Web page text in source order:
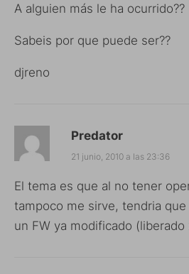
A alguien más le ha ocurrido??
Sabeis por que puede ser??
djreno
Predator
21 junio, 2010 a las 23:36
El tema es que al no tener
tampoco me sirve, tendria
un FW ya modificado (liberado